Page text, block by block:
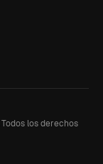
Todos los derechos